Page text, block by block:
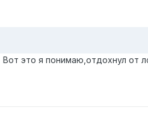
это я понимаю,отдохнул от